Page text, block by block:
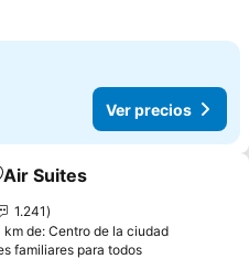
Ver precios
a favoritos
Suites
1.241
km de: Centro de la ciudad
familiares para todos